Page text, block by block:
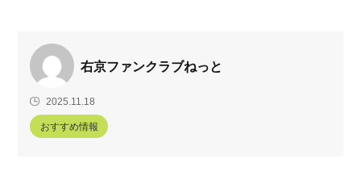
右京ファンクラブねっと
2025.11.18
おすすめ情報